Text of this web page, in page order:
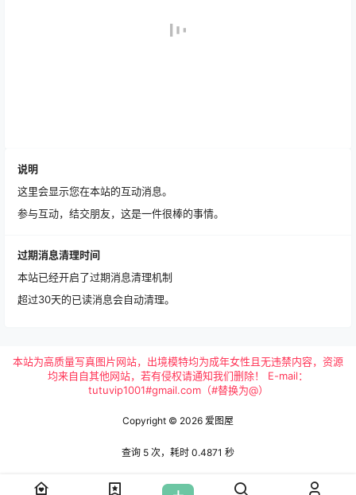
说明
这里会显示您在本站的互动消息。
参与互动，结交朋友，这是一件很棒的事情。
过期消息清理时间
本站已经开启了过期消息清理机制
超过30天的已读消息会自动清理。
本站为高质量写真图片网站，出境模特均为成年女性且无违禁内容，资源
均来自自其他网站，若有侵权请通知我们删除！ E-mail：
tutuvip1001#gmail.com（#替换为@）
Copyright © 2026 爱图屋
查询 5 次，耗时 0.4871 秒